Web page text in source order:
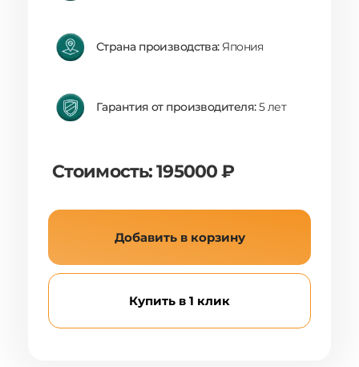
Страна производства:Япония
Гарантия от производителя:5 лет
Стоимость: 195000 ₽
Добавить в корзину
Купить в 1 клик